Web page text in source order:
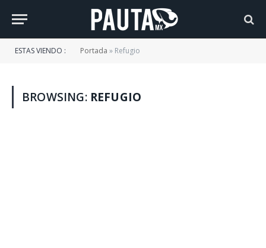
ESTAS VIENDO : Portada » Refugio
BROWSING: REFUGIO